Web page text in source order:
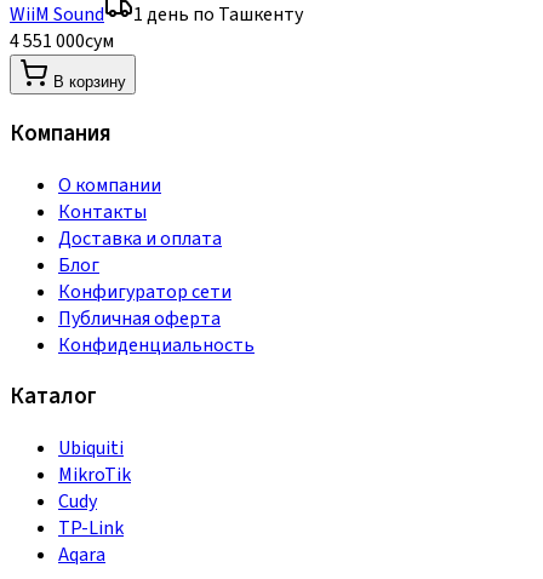
WiiM Sound
1 день по Ташкенту
4 551 000сум
В корзину
Компания
О компании
Контакты
Доставка и оплата
Блог
Конфигуратор сети
Публичная оферта
Конфиденциальность
Каталог
Ubiquiti
MikroTik
Cudy
TP-Link
Aqara